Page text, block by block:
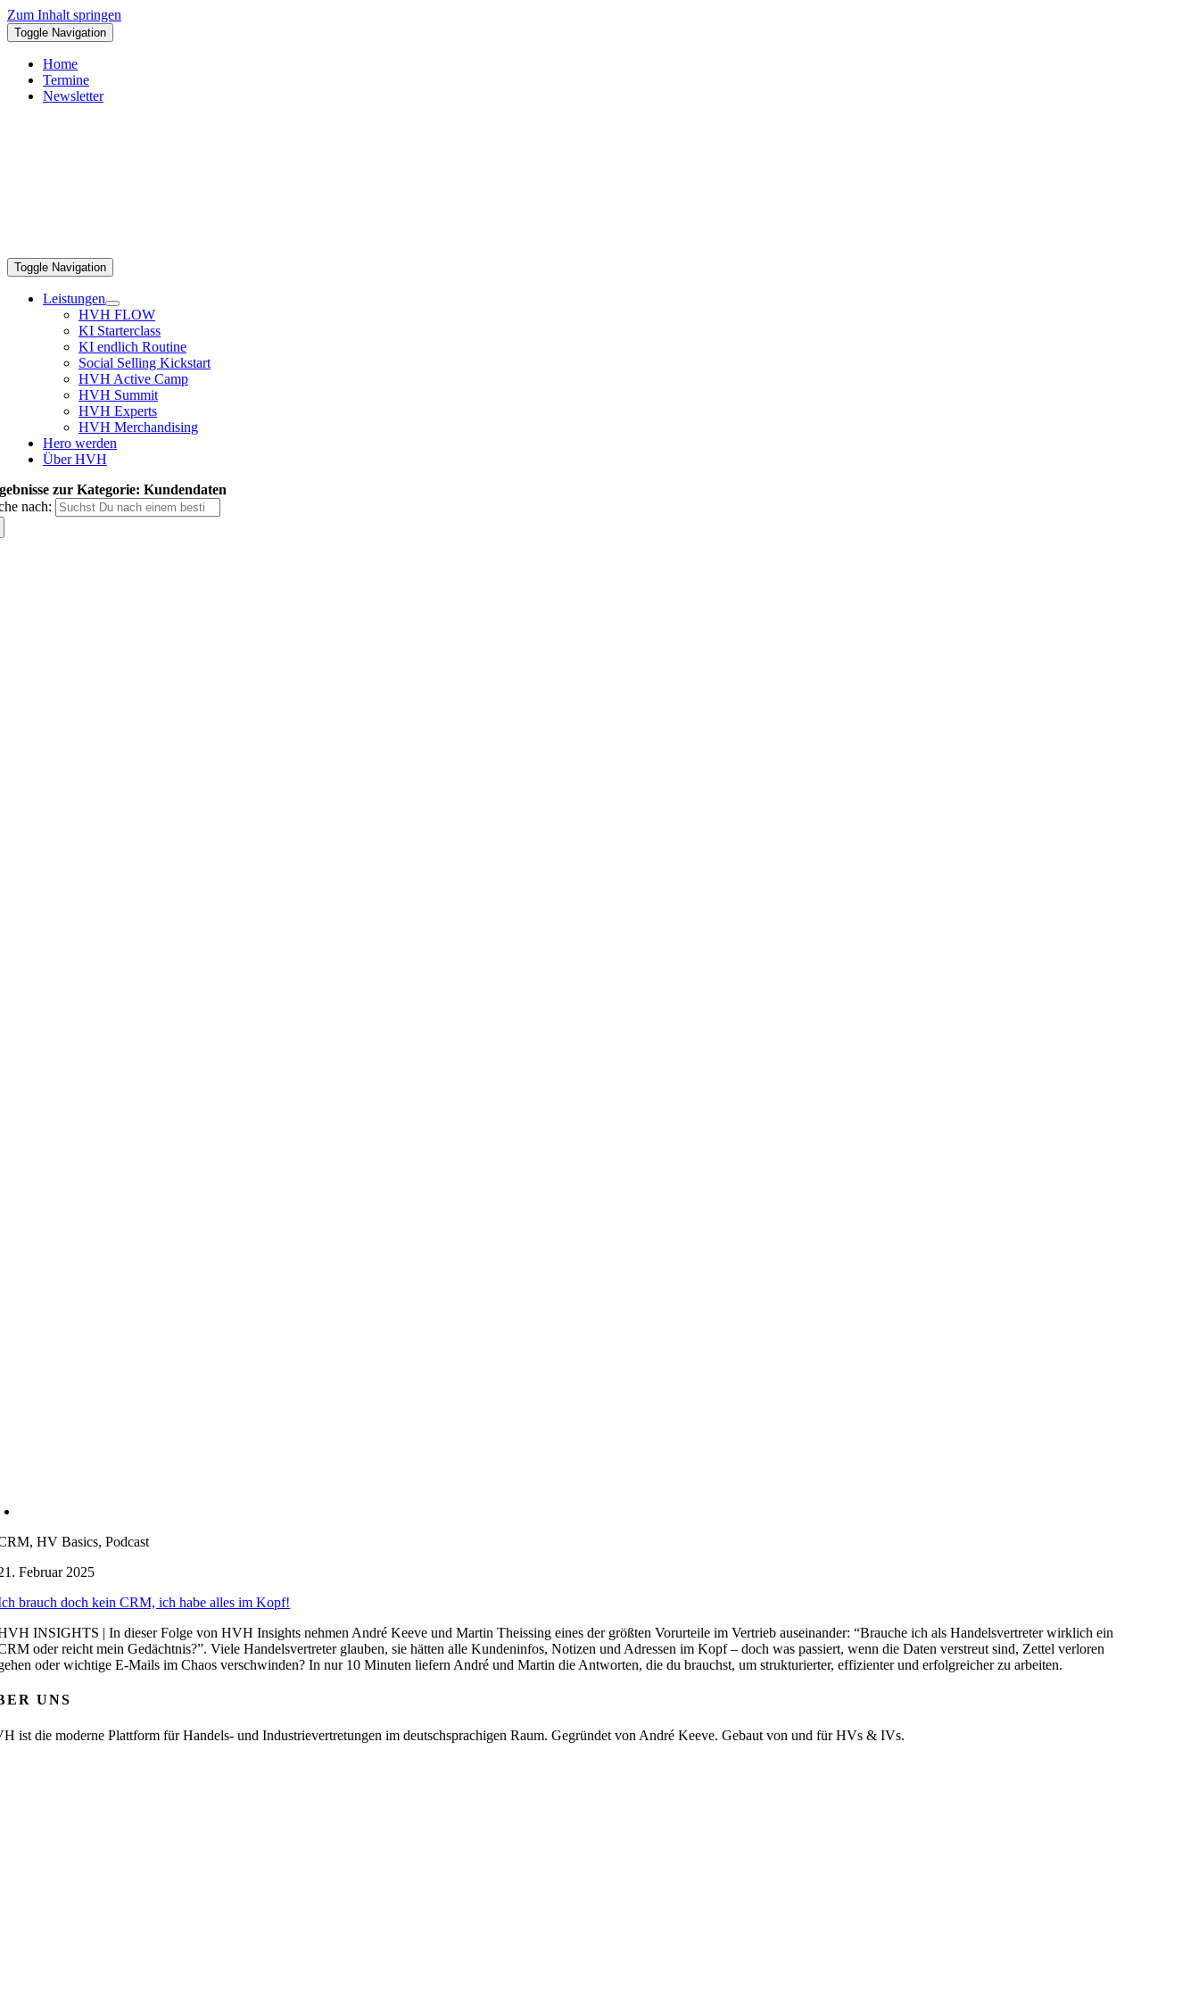
Zum Inhalt springen
Toggle Navigation
Home
Termine
Newsletter
Toggle Navigation
Leistungen
HVH FLOW
KI Starterclass
KI endlich Routine
Social Selling Kickstart
HVH Active Camp
HVH Summit
HVH Experts
HVH Merchandising
Hero werden
Über HVH
zur Kategorie: Kundendaten
nach:
HV Basics, Podcast
Februar 2025
brauch doch kein CRM, ich habe alles im Kopf!
INSIGHTS | In dieser Folge von HVH Insights nehmen André Keeve und Martin Theissing eines der größten Vorurteile im Vertrieb auseinander: “Brauche ich als Handelsvertreter wirklich ein
oder reicht mein Gedächtnis?”. Viele Handelsvertreter glauben, sie hätten alle Kundeninfos, Notizen und Adressen im Kopf – doch was passiert, wenn die Daten verstreut sind, Zettel verloren
oder wichtige E-Mails im Chaos verschwinden? In nur 10 Minuten liefern André und Martin die Antworten, die du brauchst, um strukturierter, effizienter und erfolgreicher zu arbeiten.
UNS
ist die moderne Plattform für Handels- und Industrievertretungen im deutschsprachigen Raum. Gegründet von André Keeve. Gebaut von und für HVs & IVs.